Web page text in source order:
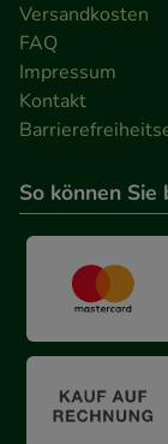
zu gestalten.
teilweise an
Medien
Versandkosten
FAQ
Impressum
Kontakt
So können Sie